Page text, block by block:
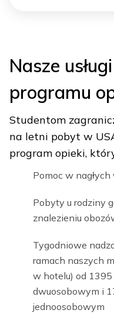
Nasze
programu
Studentom
na letni pobyt w
program opieki,
Pomoc w
Pobyty u rodziny
znalezieniu
Tygodniowe
ramach naszych
w hotelu) od
dwuosobowym i
jednoosobowym